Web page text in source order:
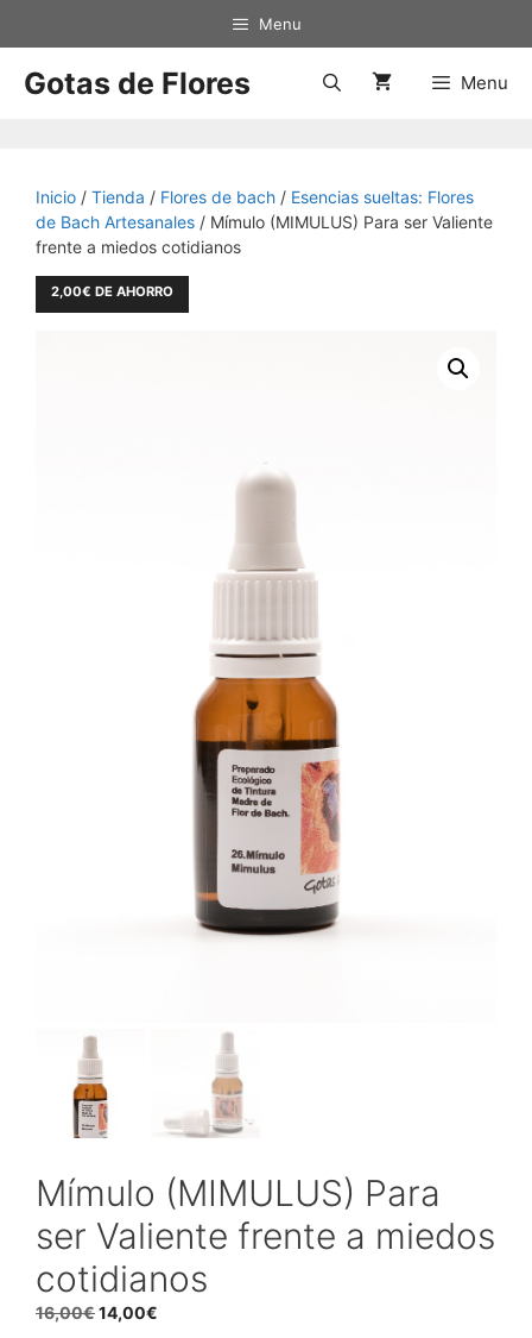
Menu
Gotas de Flores Menu
Inicio / Tienda / Flores de bach / Esencias sueltas: Flores
de Bach Artesanales / Mímulo (MIMULUS) Para ser Valiente
frente a miedos cotidianos
2,00€ DE AHORRO
Mímulo (MIMULUS) Para
ser Valiente frente a miedos
cotidianos
16,00€El
14,00€